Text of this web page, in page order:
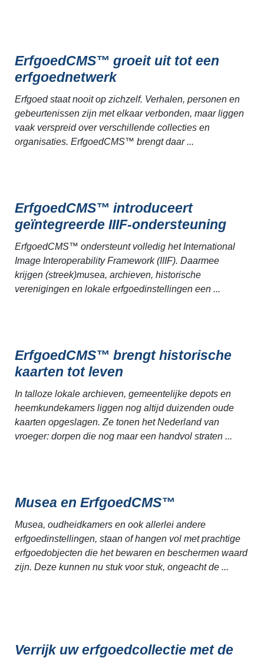
ErfgoedCMS™ groeit uit tot een
erfgoednetwerk
Erfgoed staat nooit op zichzelf. Verhalen, personen en
gebeurtenissen zijn met elkaar verbonden, maar liggen
vaak verspreid over verschillende collecties en
organisaties. ErfgoedCMS™ brengt daar ...
ErfgoedCMS™ introduceert
geïntegreerde IIIF-ondersteuning
ErfgoedCMS™ ondersteunt volledig het International
Image Interoperability Framework (IIIF). Daarmee
krijgen (streek)musea, archieven, historische
verenigingen en lokale erfgoedinstellingen een ...
ErfgoedCMS™ brengt historische
kaarten tot leven
In talloze lokale archieven, gemeentelijke depots en
heemkundekamers liggen nog altijd duizenden oude
kaarten opgeslagen. Ze tonen het Nederland van
vroeger: dorpen die nog maar een handvol straten ...
Musea en ErfgoedCMS™
Musea, oudheidkamers en ook allerlei andere
erfgoedinstellingen, staan of hangen vol met prachtige
erfgoedobjecten die het bewaren en beschermen waard
zijn. Deze kunnen nu stuk voor stuk, ongeacht de ...
Verrijk uw erfgoedcollectie met de